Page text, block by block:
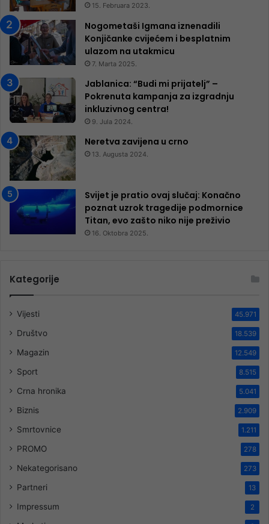
15. Februara 2023.
Nogometaši Igmana iznenadili
Konjičanke cvijećem i besplatnim
ulazom na utakmicu
7. Marta 2025.
Jablanica: “Budi mi prijatelj” –
Pokrenuta kampanja za izgradnju
inkluzivnog centra!
9. Jula 2024.
Neretva zavijena u crno
13. Augusta 2024.
Svijet je pratio ovaj slučaj: Konačno
poznat uzrok tragedije podmornice
Titan, evo zašto niko nije preživio
16. Oktobra 2025.
Kategorije
Vijesti 45.971
Društvo 18.539
Magazin 12.549
Sport 8.515
Crna hronika 5.041
Biznis 2.909
Smrtovnice 1.211
PROMO 278
Nekategorisano 273
Partneri 13
Impressum 2